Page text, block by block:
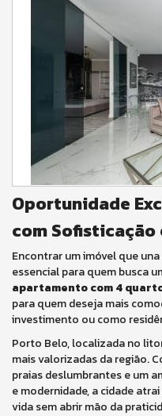
Oportunidade
com
Encontrar um imóvel que
essencial para quem busca
apartamento com 4
para quem deseja mais
investimento ou como
Porto Belo, localizada no
mais valorizadas da região.
praias deslumbrantes e um
e modernidade, a cidade
vida sem abrir mão da